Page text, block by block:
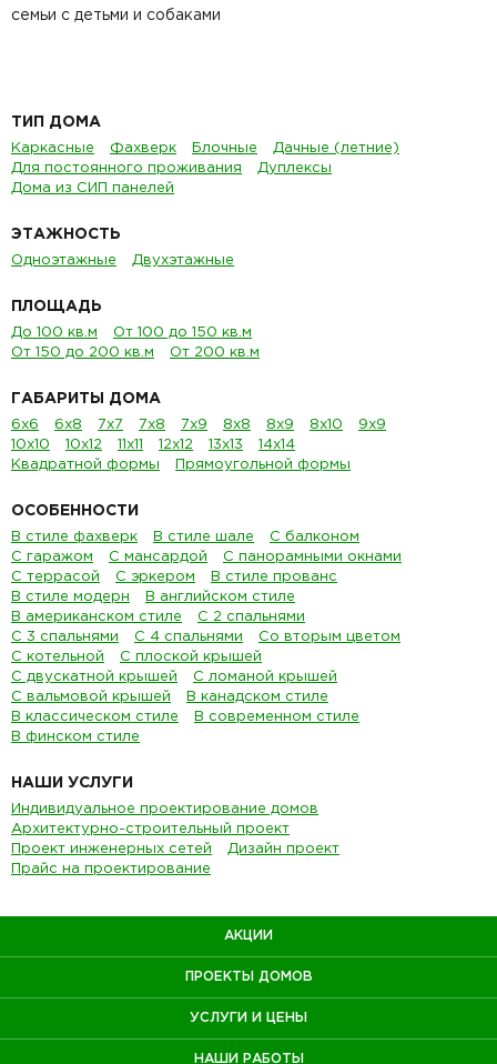
семьи с детьми и собаками
ТИП ДОМА
Каркасные Фахверк Блочные
Дачные (летние)
Для постоянного проживания
Дуплексы
Дома из СИП панелей
ЭТАЖНОСТЬ
Одноэтажные Двухэтажные
ПЛОЩАДЬ
До 100 кв.м
От 100 до 150 кв.м
От 150 до 200 кв.м
От 200 кв.м
ГАБАРИТЫ ДОМА
6х6 6х8 7х7 7х8 7х9 8х8 8х9 8х10
9х9
10х10
10х12 11х11 12х12 13х13
14х14
Квадратной формы
Прямоугольной формы
ОСОБЕННОСТИ
В стиле фахверк В стиле шале
С балконом
С гаражом
С мансардой
С панорамными окнами
С террасой
С эркером
В стиле прованс
В стиле модерн
В английском стиле
В американском стиле
С 2 спальнями
С 3 спальнями
С 4 спальнями
Со вторым цветом
С котельной
С плоской крышей
С двускатной крышей
С ломаной крышей
С вальмовой крышей
В канадском стиле
В классическом стиле
В современном стиле
В финском стиле
НАШИ УСЛУГИ
Индивидуальное проектирование домов
Архитектурно-строительный проект
Проект инженерных сетей
Дизайн проект
Прайс на проектирование
АКЦИИ
ПРОЕКТЫ ДОМОВ
УСЛУГИ И ЦЕНЫ
НАШИ РАБОТЫ